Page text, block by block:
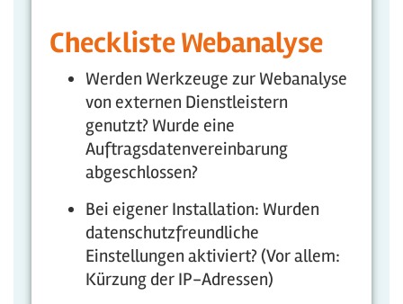
Checkliste Webanalyse
Werden Werkzeuge zur Webanalyse
von externen Dienstleistern
genutzt? Wurde eine
Auftragsdatenvereinbarung
abgeschlossen?
Bei eigener Installation: Wurden
datenschutzfreundliche
Einstellungen aktiviert? (Vor allem:
Kürzung der IP-Adressen)